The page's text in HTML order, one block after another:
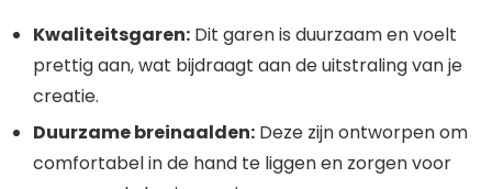
Kwaliteitsgaren: Dit garen is duurzaam en voelt
prettig aan, wat bijdraagt aan de uitstraling van je
creatie.
Duurzame breinaalden: Deze zijn ontworpen om
comfortabel in de hand te liggen en zorgen voor